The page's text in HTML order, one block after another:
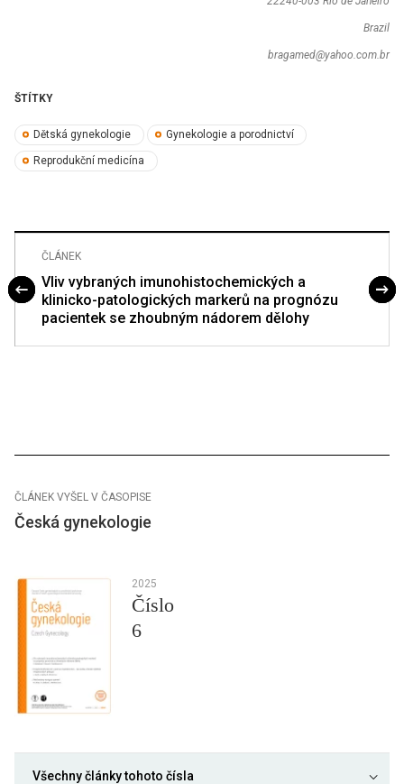
Brazil
bragamed@yahoo.com.br
ŠTÍTKY
Dětská gynekologie Gynekologie a porodnictví
Reprodukční medicína
ČLÁNEK
Vliv vybraných imunohistochemických a
klinicko-patologických markerů na prognózu
pacientek se zhoubným nádorem dělohy
ČLÁNEK VYŠEL V ČASOPISE
Česká gynekologie
2025
Číslo
6
Všechny články tohoto čísla